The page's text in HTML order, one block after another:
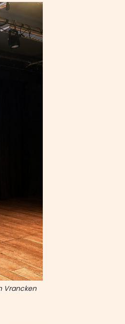
Vrancken